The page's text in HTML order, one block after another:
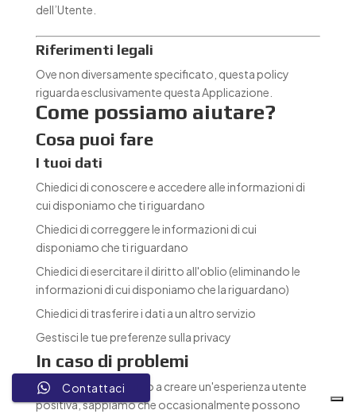
dell’Utente.
Riferimenti legali
Ove non diversamente specificato, questa policy
riguarda esclusivamente questa Applicazione.
Come possiamo aiutare?
Cosa puoi fare
I tuoi dati
Chiedici di conoscere e accedere alle informazioni di
cui disponiamo che ti riguardano
Chiedici di correggere le informazioni di cui
disponiamo che ti riguardano
Chiedici di esercitare il diritto all'oblio (eliminando le
informazioni di cui disponiamo che la riguardano)
Chiedici di trasferire i dati a un altro servizio
Gestisci le tue preferenze sulla privacy
In caso di problemi
Benché ci impegniamo a creare un'esperienza utente
positiva, sappiamo che occasionalmente possono
Contattaci